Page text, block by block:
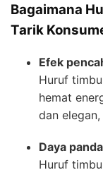
Bagaimana
Tarik
Efek
Huruf
hemat
dan
Daya
Huruf